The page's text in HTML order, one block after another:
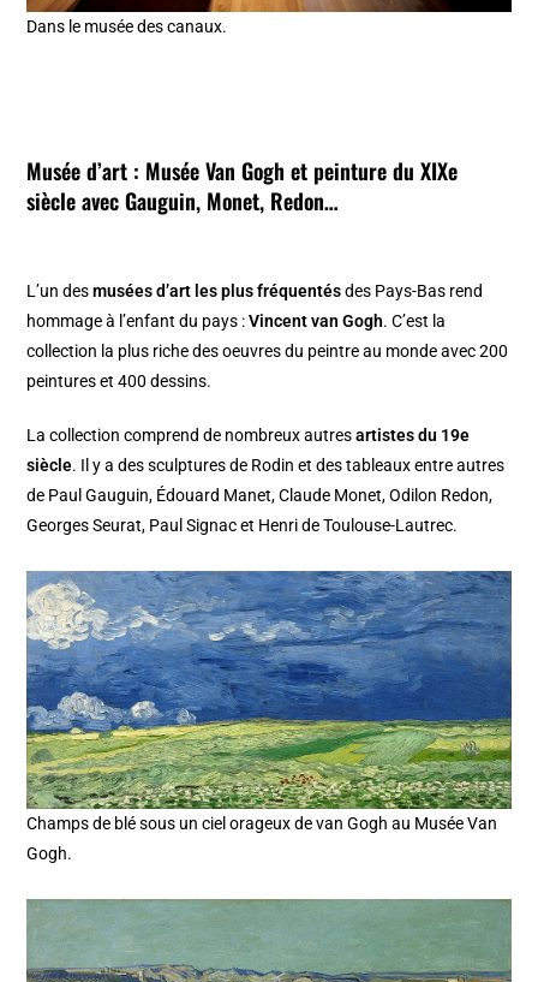
Dans le musée des canaux.
Musée d’art : Musée Van Gogh et peinture du XIXe
siècle avec Gauguin, Monet, Redon…
L’un desmusées d’art les plus fréquentésdes Pays-Bas rend
hommage à l’enfant du pays :Vincent van Gogh. C’est la
collection la plus riche des oeuvres du peintre au monde avec 200
peintures et 400 dessins.
La collection comprend de nombreux autresartistes du 19e
siècle. Il y a des sculptures de Rodin et des tableaux entre autres
de Paul Gauguin, Édouard Manet, Claude Monet, Odilon Redon,
Georges Seurat, Paul Signac et Henri de Toulouse-Lautrec.
Champs de blé sous un ciel orageux de van Gogh au Musée Van
Gogh.